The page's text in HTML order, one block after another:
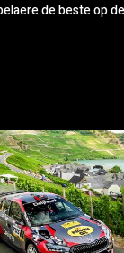
de beste op